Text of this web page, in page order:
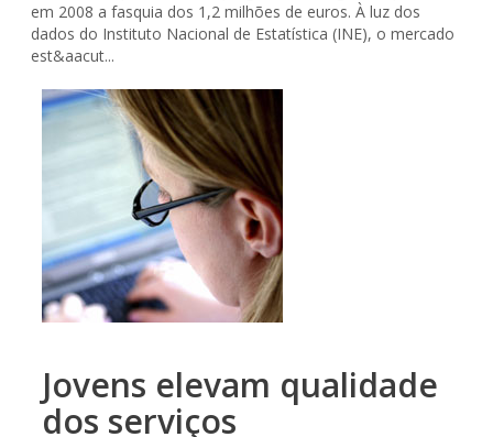
em 2008 a fasquia dos 1,2 milhões de euros. À luz dos
dados do Instituto Nacional de Estatística (INE), o mercado
est&aacut...
Jovens elevam qualidade
dos serviços